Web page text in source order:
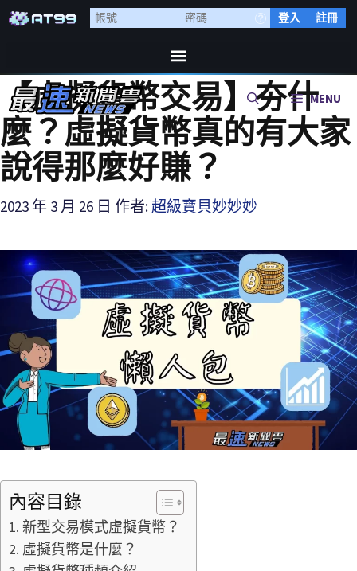
登入 註冊
MENU
【虛擬貨幣交易】夯什
麼？虛擬貨幣真的有大家
說得那麼好賺？
2023 年 3 月 26 日 作者: 超級寶貝妙妙妙
內容目錄
新型交易模式虛擬貨幣？
虛擬貨幣是什麼？